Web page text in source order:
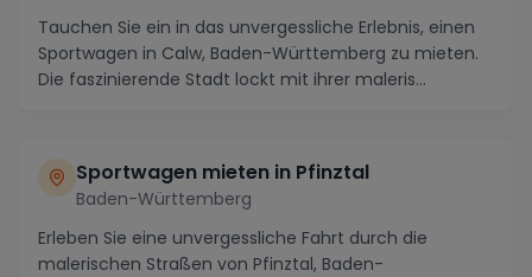
Tauchen Sie ein in das unvergessliche Erlebnis, einen
Sportwagen in Calw, Baden-Württemberg zu mieten.
Die faszinierende Stadt lockt mit ihrer maleris...
Sportwagen mieten in Pfinztal
Baden-Württemberg
Erleben Sie eine unvergessliche Fahrt durch die
malerischen Straßen von Pfinztal, Baden-